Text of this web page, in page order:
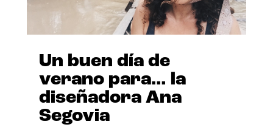
Un buen día de
verano para… la
diseñadora Ana
Segovia